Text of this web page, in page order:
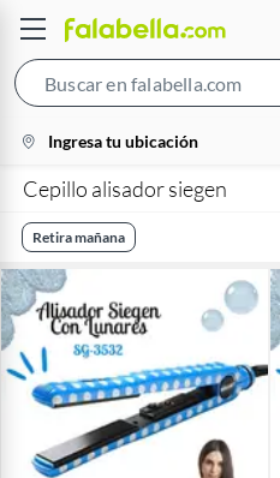
location-
icon
Ingresa tu ubicación
Cepillo alisador siegen
Retira mañana